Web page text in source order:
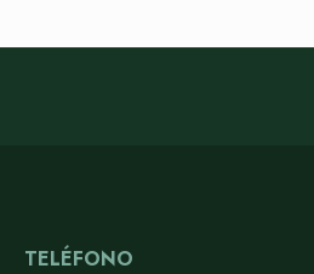
TELÉFONO